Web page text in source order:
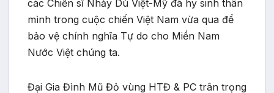
các Chiến sĩ Nhảy Dù Việt-Mỹ đã hy sinh thân
mình trong cuộc chiến Việt Nam vừa qua để
bảo vệ chính nghĩa Tự do cho Miền Nam
Nước Việt chúng ta.
Đại Gia Đình Mũ Đỏ vùng HTĐ & PC trân trọng